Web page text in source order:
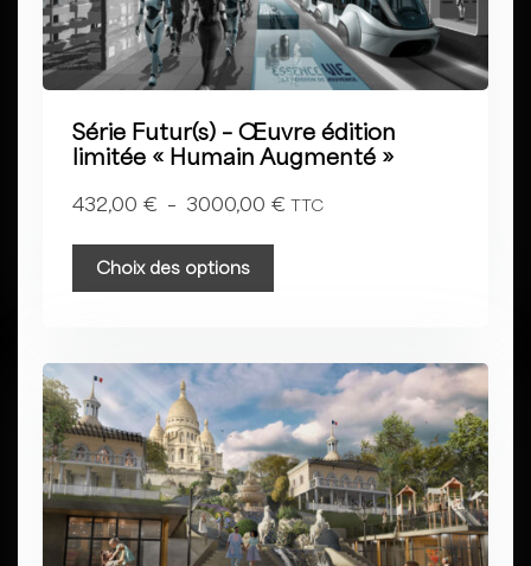
Série Futur(s) – Œuvre édition
limitée « Humain Augmenté »
432,00 € – 3000,00 € TTC
Choix des options